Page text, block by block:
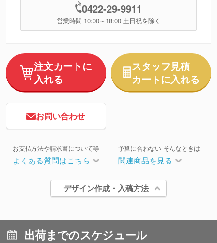
0422-29-9911
営業時間 10:00～18:00 土日祝を除く
注文カートに
入れる
スタッフ見積
カートに入れる
お問い合わせ
お支払方法や請求書について等
よくある質問はこちら
予算に合わない そんなときは
関連商品を見る
デザイン作成・入稿方法
出荷までのスケジュール